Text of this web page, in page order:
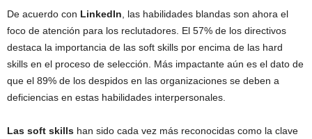
De acuerdo con LinkedIn , las habilidades blandas son ahora el
foco de atención para los reclutadores. El 57% de los directivos
destaca la importancia de las soft skills por encima de las hard
skills en el proceso de selección. Más impactante aún es el dato de
que el 89% de los despidos en las organizaciones se deben a
deficiencias en estas habilidades interpersonales.
Las soft skills han sido cada vez más reconocidas como la clave